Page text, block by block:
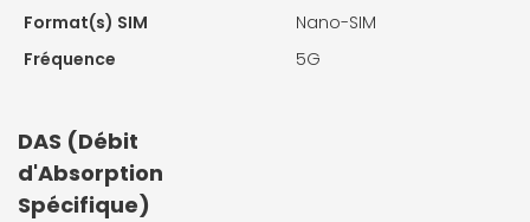
Format(s) SIM
Nano-SIM
Fréquence
5G
DAS (Débit
d'Absorption
Spécifique)